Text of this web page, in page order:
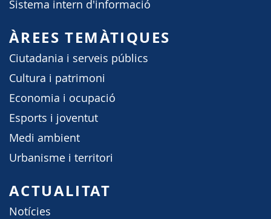
Sistema intern d'informació
ÀREES TEMÀTIQUES
Ciutadania i serveis públics
Cultura i patrimoni
Economia i ocupació
Esports i joventut
Medi ambient
Urbanisme i territori
ACTUALITAT
Notícies